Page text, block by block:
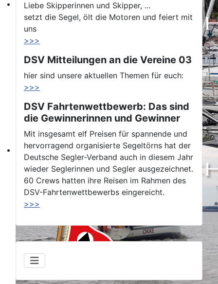
Liebe Skipperinnen und Skipper, ...
setzt die Segel, ölt die Motoren und feiert mit
uns
>>>
DSV Mitteilungen an die Vereine 03
hier sind unsere aktuellen Themen für euch:
>>>
DSV Fahrtenwettbewerb: Das sind
die Gewinnerinnen und Gewinner
Mit insgesamt elf Preisen für spannende und
hervorragend organisierte Segeltörns hat der
Deutsche Segler-Verband auch in diesem Jahr
wieder Seglerinnen und Segler ausgezeichnet.
60 Crews hatten ihre Reisen im Rahmen des
DSV-Fahrtenwettbewerbs eingereicht.
>>>